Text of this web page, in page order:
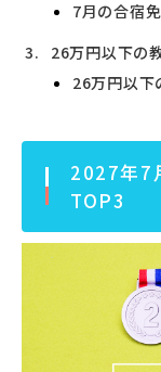
7月の合宿
26万円以下の
26万円以下
2027年7
TOP3